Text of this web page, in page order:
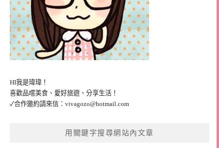
HI我是瑋瑋！
喜歡品嚐美食、愛好旅遊、分享生活！
✓合作邀約請來信： vivagozo@hotmail.com
用關鍵字搜尋網站內文章